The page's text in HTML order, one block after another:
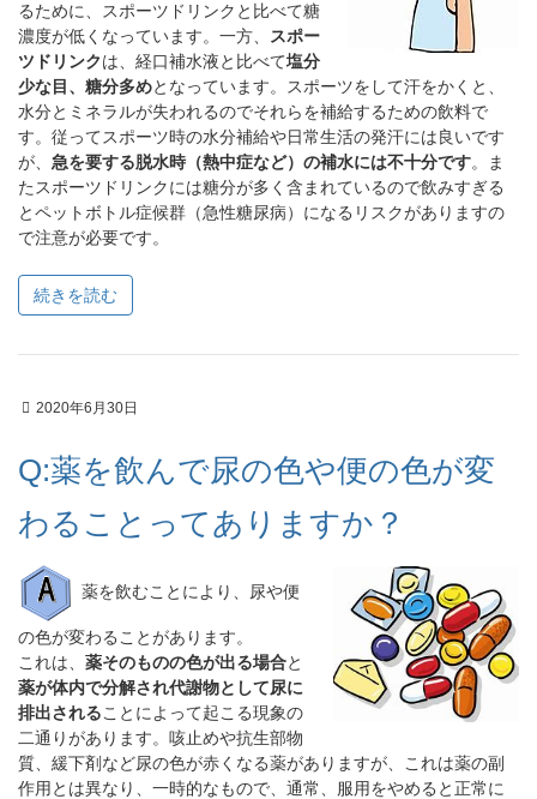
るために、スポーツドリンクと比べて糖
濃度が低くなっています。一方、
スポー
ツドリンクは、経口補水液と比べて塩分
少な目、糖分多めとなっています。スポーツをして汗をかくと、
水分とミネラルが失われるのでそれらを補給するための飲料で
す。従ってスポーツ時の水分補給や日常生活の発汗には良いです
が、 急を要する脱水時（熱中症など）の補水には不十分です。ま
たスポーツドリンクには糖分が多く含まれているので飲みすぎる
とペットボトル症候群（急性糖尿病）になるリスクがありますの
で注意が必要です。
続きを読む
2020年6月30日
Q:薬を飲んで尿の色や便の色が変
わることってありますか？
薬を飲むことにより、尿や便
の色が変わることがあります。
これは、 薬そのものの色が出る場合と
薬が体内で分解され代謝物として尿に
排出されることによって起こる現象の
二通りがあります。咳止めや抗生部物
質、緩下剤など尿の色が赤くなる薬がありますが、これは薬の副
作用とは異なり、一時的なもので、通常、服用をやめると正常に